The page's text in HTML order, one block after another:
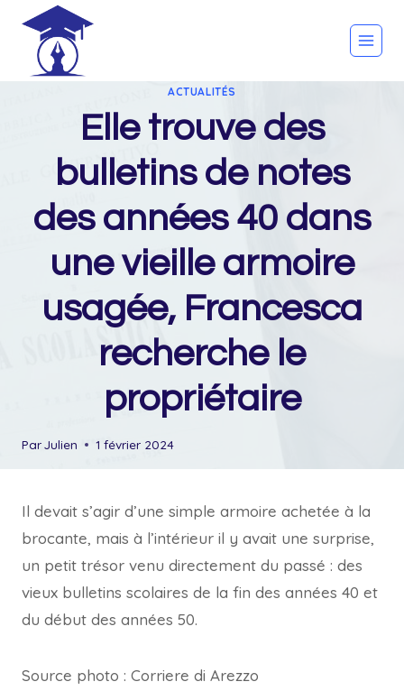
content
ACTUALITÉS
Elle trouve des
bulletins de notes
des années 40 dans
une vieille armoire
usagée, Francesca
recherche le
propriétaire
ParJulien 1 février 2024
Il devait s’agir d’une simple armoire achetée à la
brocante, mais à l’intérieur il y avait une surprise,
un petit trésor venu directement du passé : des
vieux bulletins scolaires de la fin des années 40 et
du début des années 50.
Source photo : Corriere di Arezzo